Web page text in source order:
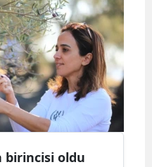
birincisi oldu